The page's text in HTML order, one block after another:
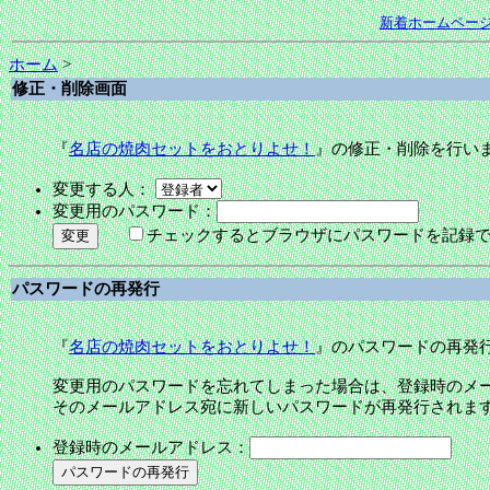
新着ホームペー
ホーム>
修正・削除画面
『名店の焼肉セットをおとりよせ！』の修正・削除を行い
変更する人：
変更用のパスワード：
チェックするとブラウザにパスワードを記録
パスワードの再発行
『名店の焼肉セットをおとりよせ！』のパスワードの再発
変更用のパスワードを忘れてしまった場合は、登録時のメ
そのメールアドレス宛に新しいパスワードが再発行されま
登録時のメールアドレス：